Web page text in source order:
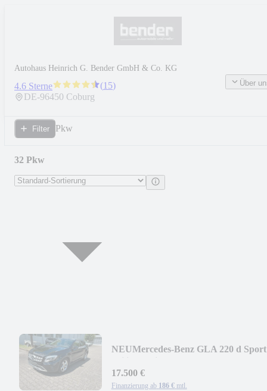
Autohaus Heinrich G. Bender GmbH & Co. KG
4.6 Sterne (15)
DE-96450 Coburg
Über
Filter Pkw
32 Pkw
NEUMercedes-Benz GLA 220 d Sport
17.500 €
Finanzierung ab 186 € mtl.